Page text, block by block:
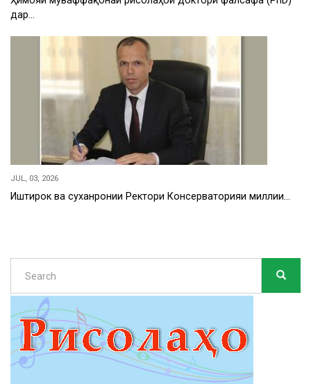
дар…
JUL, 03, 2026
Иштирок ва суханронии Ректори Консерваторияи миллии…
Search